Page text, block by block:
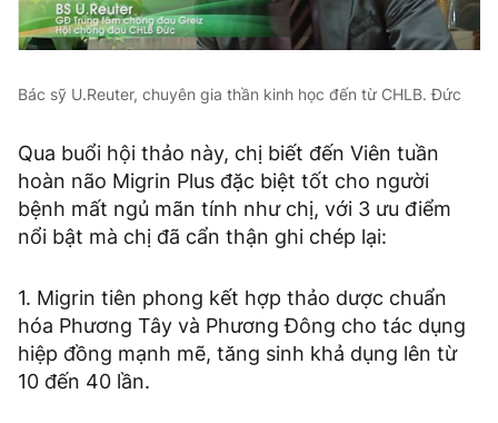
Bác sỹ U.Reuter, chuyên gia thần kinh học đến từ CHLB. Đức
Qua buổi hội thảo này, chị biết đến Viên tuần
hoàn não Migrin Plus đặc biệt tốt cho người
bệnh mất ngủ mãn tính như chị, với 3 ưu điểm
nổi bật mà chị đã cẩn thận ghi chép lại:
1. Migrin tiên phong kết hợp thảo dược chuẩn
hóa Phương Tây và Phương Đông cho tác dụng
hiệp đồng mạnh mẽ, tăng sinh khả dụng lên từ
10 đến 40 lần.